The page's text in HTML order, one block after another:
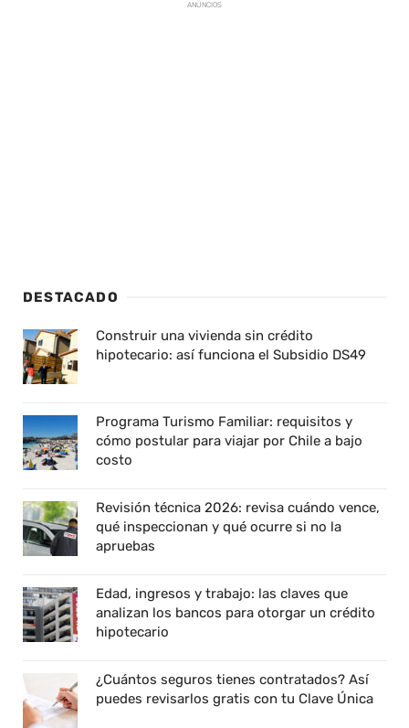
ANUNCIOS
DESTACADO
Construir una vivienda sin crédito
hipotecario: así funciona el Subsidio DS49
Programa Turismo Familiar: requisitos y
cómo postular para viajar por Chile a bajo
costo
Revisión técnica 2026: revisa cuándo vence,
qué inspeccionan y qué ocurre si no la
apruebas
Edad, ingresos y trabajo: las claves que
analizan los bancos para otorgar un crédito
hipotecario
¿Cuántos seguros tienes contratados? Así
puedes revisarlos gratis con tu Clave Única